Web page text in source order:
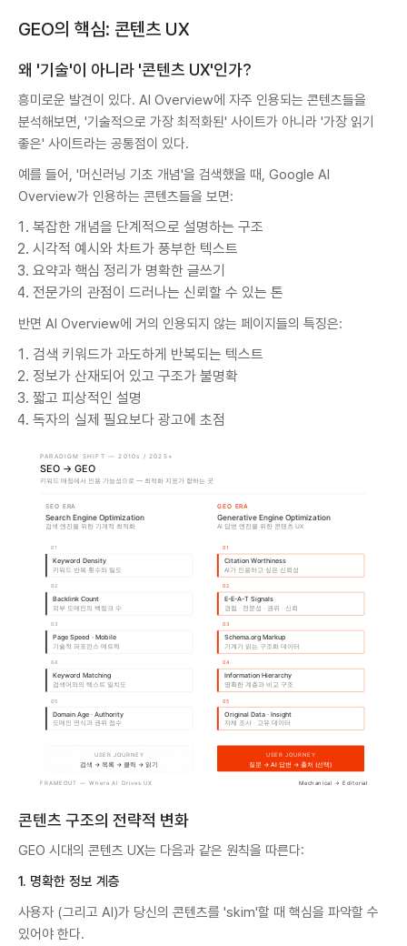
GEO의 핵심: 콘텐츠 UX
왜 '기술'이 아니라 '콘텐츠 UX'인가?
흥미로운 발견이 있다. AI Overview에 자주 인용되는 콘텐츠들을
분석해보면, '기술적으로 가장 최적화된' 사이트가 아니라 '가장 읽기
좋은' 사이트라는 공통점이 있다.
예를 들어, '머신러닝 기초 개념'을 검색했을 때, Google AI
Overview가 인용하는 콘텐츠들을 보면:
복잡한 개념을 단계적으로 설명하는 구조
시각적 예시와 차트가 풍부한 텍스트
요약과 핵심 정리가 명확한 글쓰기
전문가의 관점이 드러나는 신뢰할 수 있는 톤
반면 AI Overview에 거의 인용되지 않는 페이지들의 특징은:
검색 키워드가 과도하게 반복되는 텍스트
정보가 산재되어 있고 구조가 불명확
짧고 피상적인 설명
독자의 실제 필요보다 광고에 초점
콘텐츠 구조의 전략적 변화
GEO 시대의 콘텐츠 UX는 다음과 같은 원칙을 따른다:
1. 명확한 정보 계층
사용자 (그리고 AI)가 당신의 콘텐츠를 'skim'할 때 핵심을 파악할 수
있어야 한다.